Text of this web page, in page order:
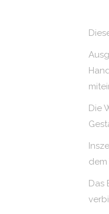
Die
dem
Das